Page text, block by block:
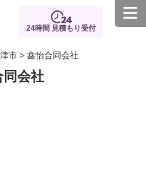
24時間 見積もり受付
市 > 鑫怡合同会社
同会社